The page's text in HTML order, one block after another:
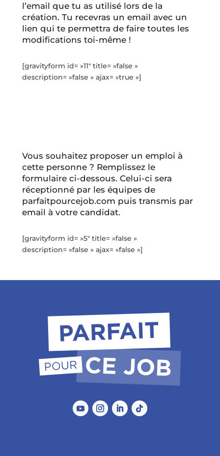
l’email que tu as utilisé lors de la
création. Tu recevras un email avec un
lien qui te permettra de faire toutes les
modifications toi-même !
[gravityform id= »11″ title= »false »
description= »false » ajax= »true »]
Vous souhaitez proposer un emploi à
cette personne ? Remplissez le
formulaire ci-dessous. Celui-ci sera
réceptionné par les équipes de
parfaitpourcejob.com puis transmis par
email à votre candidat.
[gravityform id= »5″ title= »false »
description= »false » ajax= »false »]